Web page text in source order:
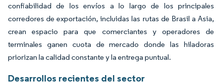
confiabilidad de los envíos a lo largo de los principales
corredores de exportación, incluidas las rutas de Brasil a Asia,
crean espacio para que comerciantes y operadores de
terminales ganen cuota de mercado donde las hiladoras
priorizan la calidad constante y la entrega puntual.
Desarrollos recientes del sector